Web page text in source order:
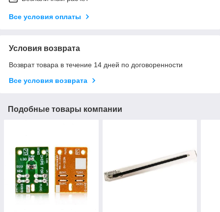
Все условия оплаты
Условия возврата
Возврат товара в течение 14 дней по договоренности
Все условия возврата
Подобные товары компании